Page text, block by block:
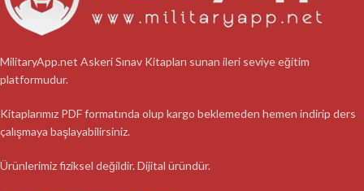
MilitaryApp.net Askeri Sınav Kitapları sunan ileri seviye eğitim
platformudur.
Kitaplarımız PDF formatında olup kargo beklemeden hemen indirip ders
çalışmaya başlayabilirsiniz.
Ürünlerimiz fiziksel değildir. Dijital üründür.